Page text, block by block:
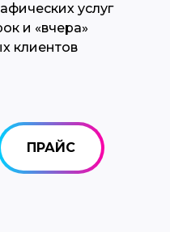
услуг
и «вчера»
клиентов
ПРАЙС